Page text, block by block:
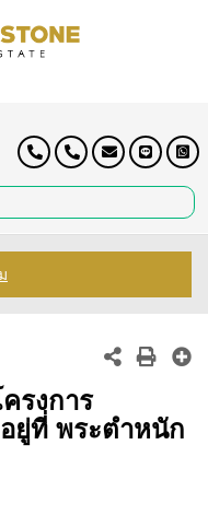
รงการ
ยู่ที่ พระตำหนัก